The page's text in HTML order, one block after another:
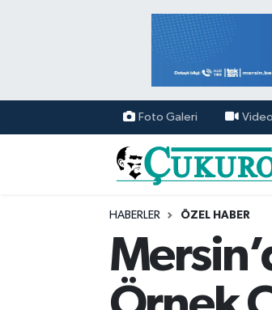
Foto Galeri Video
HABERLER ÖZEL HABER
Mersin Nöbetçi Eczaneler
Mersin Hava Durumu
Mersin Namaz Vakitleri
Mersin Trafik Yoğunluk Haritası
Tüm Manşetler